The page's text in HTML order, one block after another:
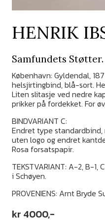
HENRIK
Samfundets
København: Gyldendal,
helsjirtingbind, blå-sort.
Liten slitasje ved nedre
prikker på fordekket. For
BINDVARIANT C:
Endret type
uten logo og endret
Rosa forsatspapir.
TEKSTVARIANT: A-2, B-
i Schøyen.
PROVENIENS: Arnt Bryde
kr 4000,-